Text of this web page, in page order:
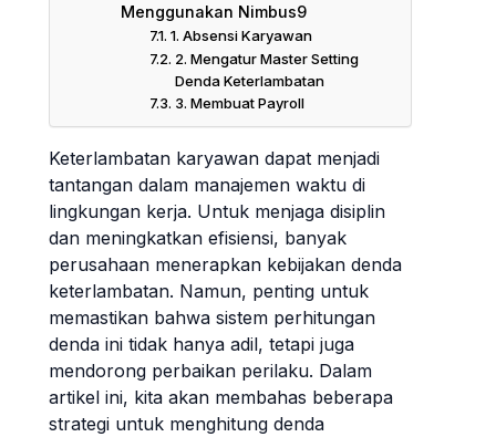
Menggunakan Nimbus9
1. Absensi Karyawan
2. Mengatur Master Setting
Denda Keterlambatan
3. Membuat Payroll
Keterlambatan karyawan dapat menjadi
tantangan dalam manajemen waktu di
lingkungan kerja. Untuk menjaga disiplin
dan meningkatkan efisiensi, banyak
perusahaan menerapkan kebijakan denda
keterlambatan. Namun, penting untuk
memastikan bahwa sistem perhitungan
denda ini tidak hanya adil, tetapi juga
mendorong perbaikan perilaku. Dalam
artikel ini, kita akan membahas beberapa
strategi untuk menghitung denda